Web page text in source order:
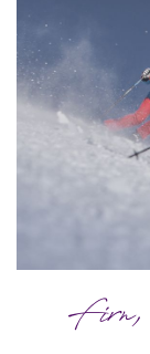
Firn,